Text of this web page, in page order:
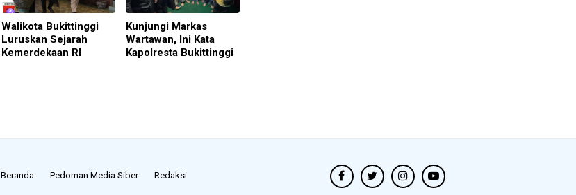
Walikota Bukittinggi
Luruskan Sejarah
Kemerdekaan RI
Kunjungi Markas
Wartawan, Ini Kata
Kapolresta Bukittinggi
Beranda Pedoman Media Siber Redaksi